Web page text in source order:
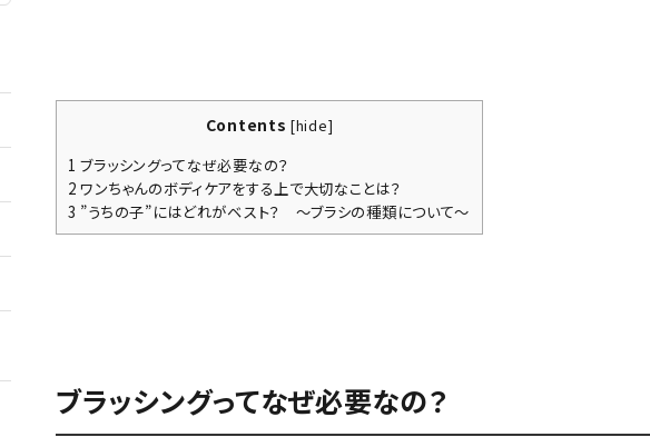
Contents [hide]
1 ブラッシングってなぜ必要なの？
2 ワンちゃんのボディケアをする上で大切なことは？
3 ”うちの子”にはどれがベスト？ ～ブラシの種類について～
ブラッシングってなぜ必要なの？